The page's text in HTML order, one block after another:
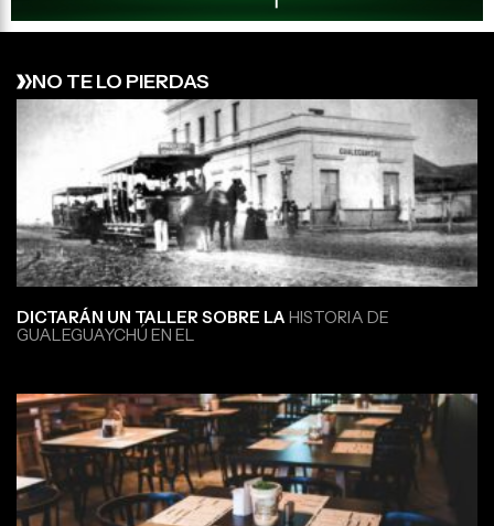
NO TE LO PIERDAS
DICTARÁN UN TALLER SOBRE LA HISTORIA DE
GUALEGUAYCHÚ EN EL